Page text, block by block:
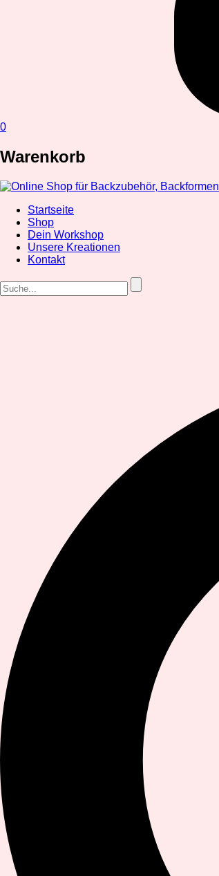
0
Warenkorb
Startseite
Shop
Dein Workshop
Unsere Kreationen
Kontakt